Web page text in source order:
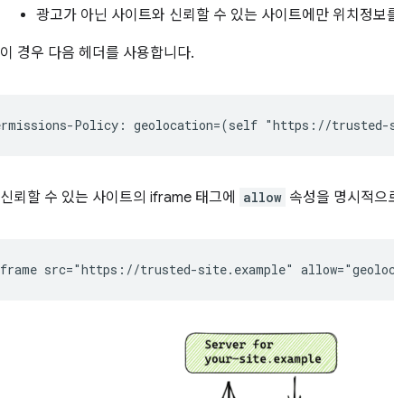
광고가 아닌 사이트와 신뢰할 수 있는 사이트에만 위치정보
이 경우 다음 헤더를 사용합니다.
신뢰할 수 있는 사이트의 iframe 태그에 allow 속성을 명시적으